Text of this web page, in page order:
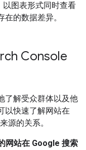
以图表形式同时查看
的数据差异。
Console
了解受众群体以及他
以快速了解网站在
源的关系。
网站在 Google 搜索